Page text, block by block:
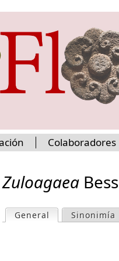
Zuloagaea Bess
P
General (active tab)
Sinonimía
Colaboradores